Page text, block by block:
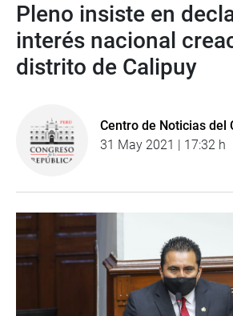
Pleno insiste en
interés nacional
distrito de Calipuy
Centro de Noticias del
31 May 2021 | 17:32 h